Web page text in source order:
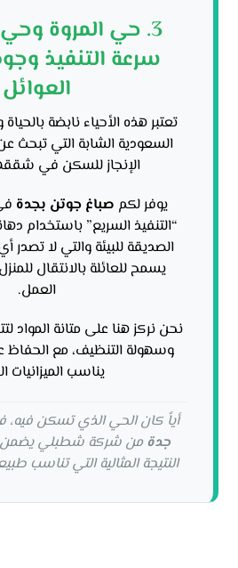
3. حي المروة
سرعة التنفيذ
العوائل
تعتبر هذه الأحياء نابضة
السعودية الشابة التي تبحث
الإنجاز للسكن في
يوفر لكم صباغ جوتن بجدة
“التنفيذ السريع” باستخدام
الصديقة للبيئة والتي لا تصدر
يسمح للعائلة بالانتقال
العمل.
نحن نركز هنا على متانة المواد
وسهولة التنظيف، مع
يناسب الميزانيات
أياً كان الحي الذي تسكن فيه،
جدة من شركة شطبلي يضمن
النتيجة المثالية التي تناسب